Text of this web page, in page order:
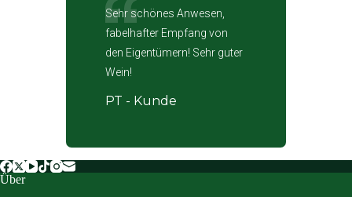
Sehr schönes Anwesen,
fabelhafter Empfang von
den Eigentümern! Sehr guter
Wein!
PT - Kunde
Über